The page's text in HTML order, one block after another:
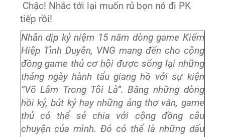
Chậc! Nhắc tới lại muốn rủ bọn nó đi PK
tiếp rồi!
Nhân dịp kỷ niệm 15 năm dòng game Kiếm
Hiệp Tình Duyên, VNG mang đến cho cộng
đồng game thủ cơ hội được sống lại những
tháng ngày hành tẩu giang hồ với sự kiện
“Võ Lâm Trong Tôi Là”. Bằng những dòng
hồi ký, bút ký hay những áng thơ văn, game
thủ có thể sẻ chia với cộng đồng câu
chuyện của mình. Đó có thể là những dấu